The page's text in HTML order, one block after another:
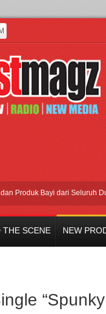
Bayi dari Seluruh Dunia,
THE SCENE NEW